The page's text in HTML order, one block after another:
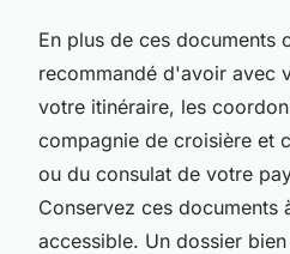
En plus de ces documents
recommandé d'avoir avec
votre itinéraire, les
compagnie de croisière et
ou du consulat de votre
Conservez ces documents
accessible. Un dossier